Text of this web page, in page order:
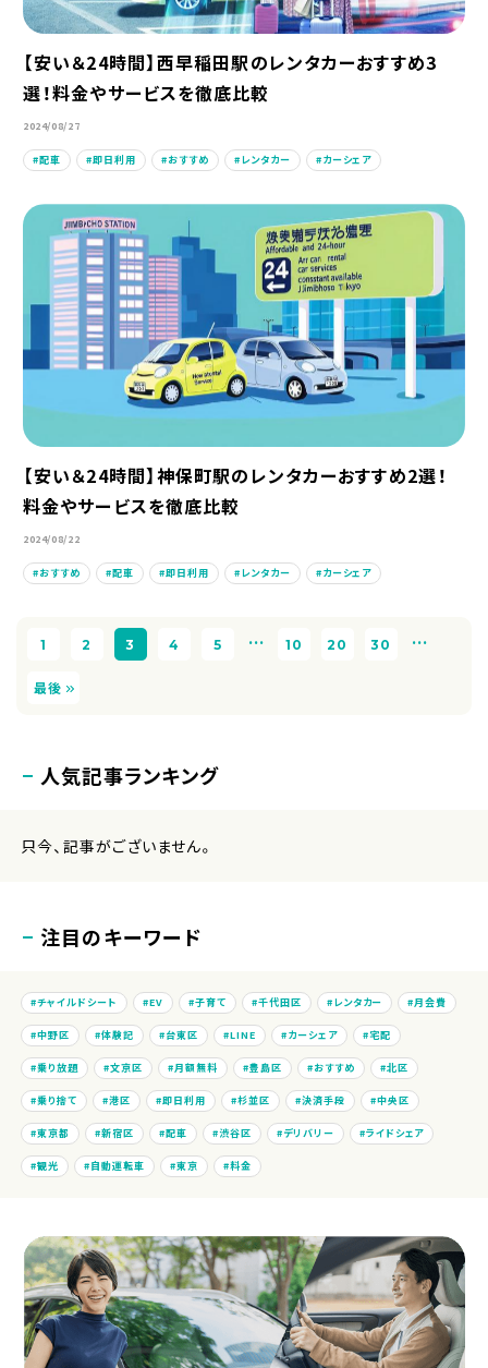
【安い＆24時間】西早稲田駅のレンタカーおすすめ3
選！料金やサービスを徹底比較
2024/08/27
配車 即日利用 おすすめ レンタカー カーシェア
【安い＆24時間】神保町駅のレンタカーおすすめ2選！
料金やサービスを徹底比較
2024/08/22
おすすめ 配車 即日利用 レンタカー カーシェア
1 2 3 4 5 ... 10 20 30 ...
最後
人気記事ランキング
只今、記事がございません。
注目のキーワード
チャイルドシート EV 子育て 千代田区 レンタカー 月会費
中野区 体験記 台東区 LINE カーシェア 宅配
乗り放題 文京区 月額無料 豊島区 おすすめ 北区
乗り捨て 港区 即日利用 杉並区 決済手段 中央区
東京都 新宿区 配車 渋谷区 デリバリー ライドシェア
観光 自動運転車 東京 料金